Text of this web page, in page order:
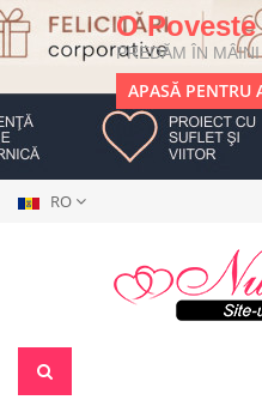
O
PREDĂM ÎN
APASĂ PENTRU
RO